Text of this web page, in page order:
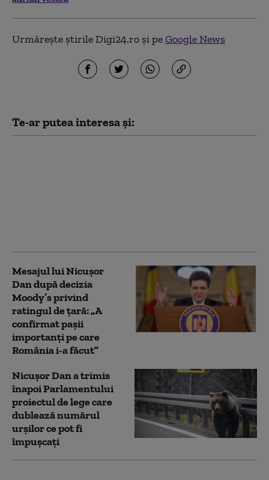
Urmărește știrile Digi24.ro și peGoogle News
Te-ar putea interesa și:
Mesajul lui Nicușor
Dan după decizia
Moody’s privind
ratingul de țară: „A
confirmat pașii
importanți pe care
România i-a făcut”
Nicușor Dan a trimis
înapoi Parlamentului
proiectul de lege care
dublează numărul
urșilor ce pot fi
împușcați